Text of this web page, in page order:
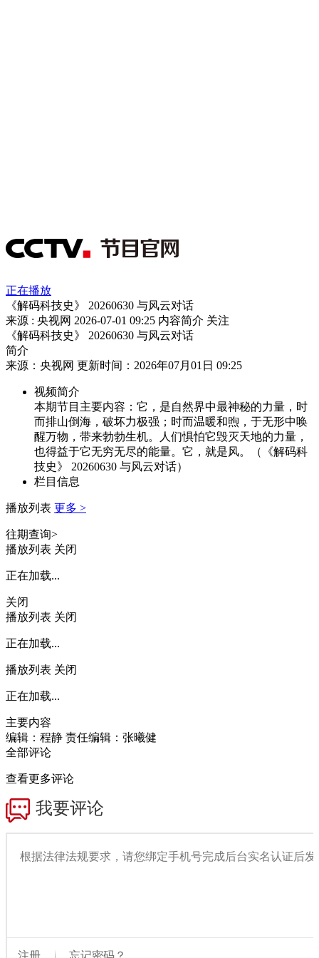
正在播放
《解码科技史》 20260630 与风云对话
来源 : 央视网 2026-07-01 09:25 内容简介 关注
《解码科技史》 20260630 与风云对话
简介
来源：央视网 更新时间：2026年07月01日 09:25
视频简介
本期节目主要内容：它，是自然界中最神秘的力量，时
而排山倒海，破坏力极强；时而温暖和煦，于无形中唤
醒万物，带来勃勃生机。人们惧怕它毁灭天地的力量，
也得益于它无穷无尽的能量。它，就是风。（《解码科
技史》 20260630 与风云对话）
栏目信息
播放列表 更多 >
往期查询>
播放列表 关闭
正在加载...
关闭
播放列表 关闭
正在加载...
播放列表 关闭
正在加载...
主要内容
编辑：程静 责任编辑：张曦健
全部评论
查看更多评论